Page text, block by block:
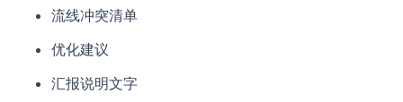
流线冲突清单
优化建议
汇报说明文字